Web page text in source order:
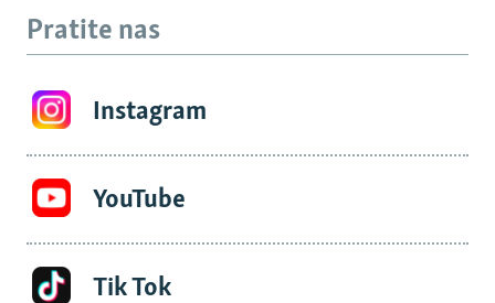
Pratite nas
Instagram
YouTube
Tik Tok